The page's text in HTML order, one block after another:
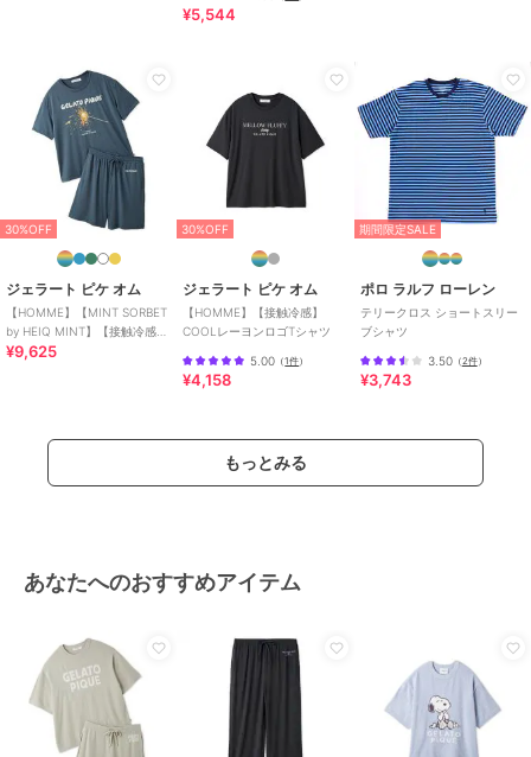
30%OFF
【HOMME】【接触冷
感】スムーズィーliteク
ールシャークハーフパン
5,698
【HOMME】エアリーモ
コカレッジパーカ
10,890
ジェラート ピケ オム
【HOMME】【接触冷
感】【抗菌防臭】シロク
マプリンTシャツ
6,930 新着
ーアニマルジャガードプ
30%OFF
ルワンポイントロゴ刺繍
プルオーバー
4,851
30%OFF
ー&ハーフパンツセット
¥5,544
30%OFF
ジェラート ピケ オム
【HOMME】【MINT SORBET
by HEIQ MINT】【接触冷感】
夏祭りワンポイントTシャツ&
¥9,625
30%OFF
ジェラート ピケ オム
【HOMME】【接触冷感】
COOLレーヨンロゴTシャツ
5.00 （1件）
¥4,158
期間限定SALE
ポロ ラルフ ローレン
テリークロス ショートスリー
ブシャツ
3.50（2件）
¥3,743
もっとみる
あなたへのおすすめアイテム